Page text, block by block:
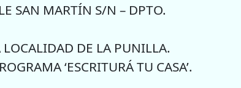
SAN MARTÍN S/N – DPTO.
DE LA PUNILLA.
‘ESCRITURÁ TU CASA’.